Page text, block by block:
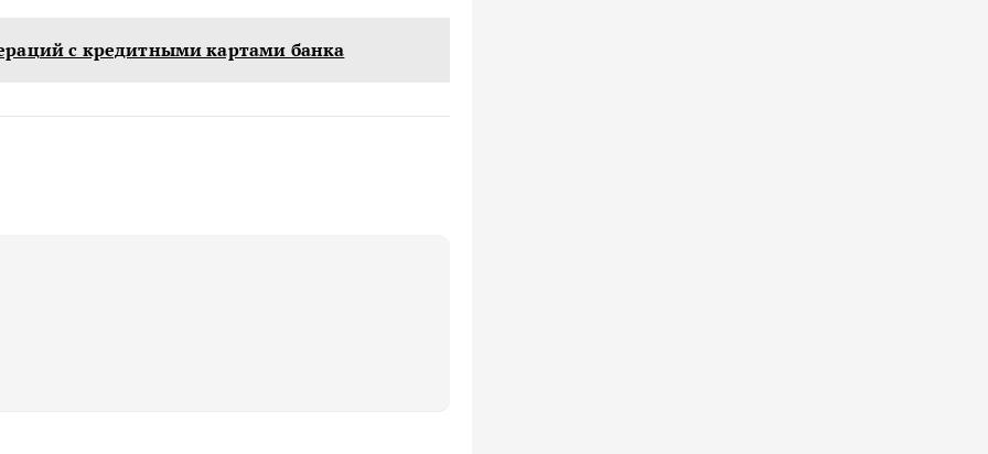
с кредитными картами банка